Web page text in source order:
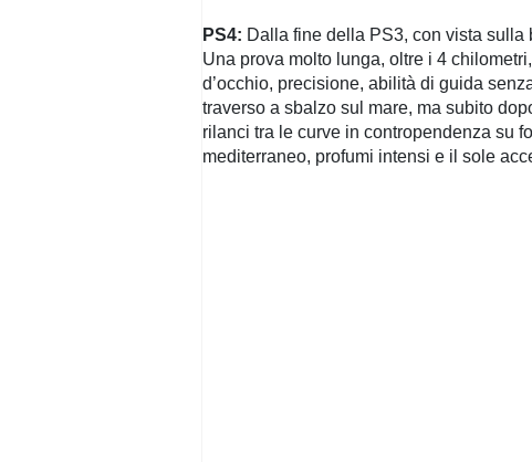
PS4: Dalla fine della PS3, con vista sulla
Una prova molto lunga, oltre i 4
d’occhio, precisione, abilità di guida
traverso a sbalzo sul mare, ma subito
rilanci tra le curve in contropendenza su
mediterraneo, profumi intensi e il sole